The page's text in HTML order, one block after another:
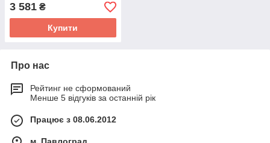
3 581 ₴
Купити
Про нас
Рейтинг не сформований
Менше 5 відгуків за останній рік
Працює з 08.06.2012